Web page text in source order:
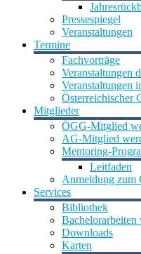
Pressespiegel
Veranstaltungen
Termine
Fachvorträge
Veranstaltungen
Veranstaltungen
Österreichischer
Mitglieder
ÖGG-Mitglied
AG-Mitglied
Mentoring-
Leitfaden
Anmeldung zum
Services
Bibliothek
Bachelorarbeiten
Downloads
Karten